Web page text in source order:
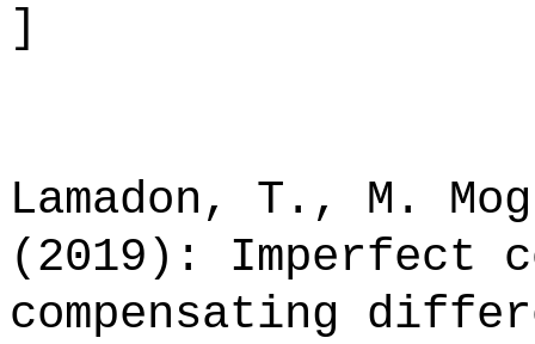
]
Lamadon, T., M.
(2019): Imperfect
compensating